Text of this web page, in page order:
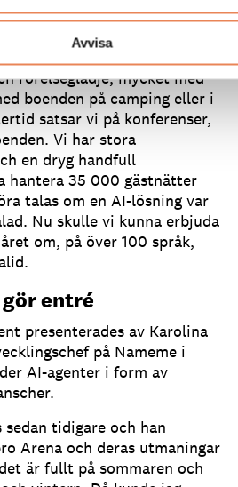
Avvisa
idén med Katja föddes.
på sommaren erbjuder
rörelseglädje, mycket med
boenden på camping eller i
satsar vi på konferenser,
Vi har stora
en dryg handfull
hantera 35 000 gästnätter
talas om en AI-lösning var
Nu skulle vi kunna erbjuda
om, på över 100 språk,
entré
presenterades av Karolina
på Nameme i
AI-agenter i form av
sedan tidigare och han
Arena och deras utmaningar
är fullt på sommaren och